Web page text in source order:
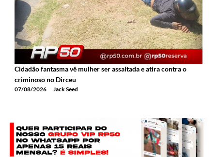
Cidadão fantasma vê mulher ser assaltada e atira contra o
criminoso no Dirceu
07/08/2026 Jack Seed